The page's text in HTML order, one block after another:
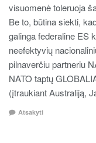
visuomenė toleruoja
Be to, būtina siekti,
galinga federaline ES
neefektyvių
pilnaverčiu partneriu
NATO taptų
(įtraukiant Australiją,
Atsakyti